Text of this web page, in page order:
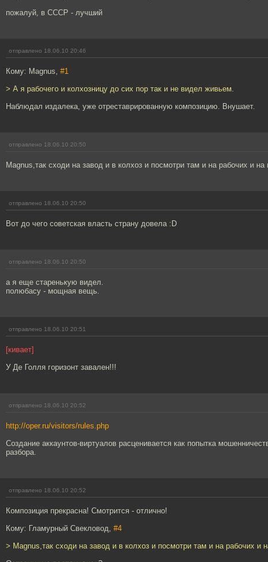
пожалуй, в СССР - лучший
отправлено 18.06.10 20:46
Кому: Magnus, #1
> А я рабочего и колхозницу до сих пор так и не видел живьем.
Наблюдал издалека, уже отреставрированную композицию. Внушает.
отправлено 18.06.10 20:50
Magnus,так сходи на завод и в колхоз и посмотри там и на рабочих и на
отправлено 18.06.10 20:50
Вот до чего советская власть страну довела :D
отправлено 18.06.10 20:50
а я еще старенькую видел.
полюбасу - мощная вещь.
отправлено 18.06.10 20:51
[кивает]
У Де Голля горизонт завален!!!
отправлено 18.06.10 20:52
http://oper.ru/visitors/rules.php
Создание аккаунтов-виртуалов расценивается как попытка
разбора.
отправлено 18.06.10 20:52
Композиция прекрасна! Смотрится - отлично!
Кому: Гламурный Свекловод, #4
> Magnus,так сходи на завод и в колхоз и посмотри там и на рабочих и